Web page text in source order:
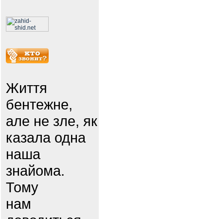
Життя
бентежне,
але не зле, як
казала одна
наша
знайома.
Тому
нам